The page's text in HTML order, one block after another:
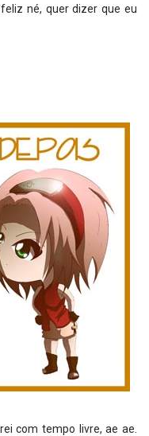
né, quer dizer que eu
com tempo livre, ae ae.